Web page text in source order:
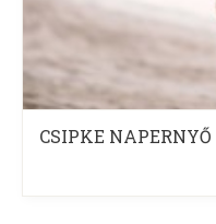
CSIPKE NAPERNYŐ